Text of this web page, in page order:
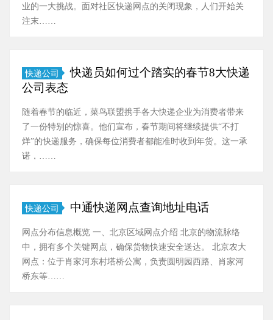
业的一大挑战。面对社区快递网点的关闭现象，人们开始关
注末……
快递公司
快递员如何过个踏实的春节8大快递
公司表态
随着春节的临近，菜鸟联盟携手各大快递企业为消费者带来
了一份特别的惊喜。他们宣布，春节期间将继续提供“不打
烊”的快递服务，确保每位消费者都能准时收到年货。这一承
诺，……
快递公司 中通快递网点查询地址电话
网点分布信息概览 一、北京区域网点介绍 北京的物流脉络
中，拥有多个关键网点，确保货物快速安全送达。 北京农大
网点：位于肖家河东村塔桥公寓，负责圆明园西路、肖家河
桥东等……